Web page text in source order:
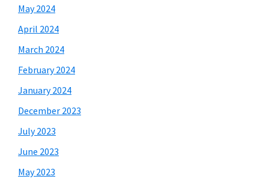
May 2024
April 2024
March 2024
February 2024
January 2024
December 2023
July 2023
June 2023
May 2023